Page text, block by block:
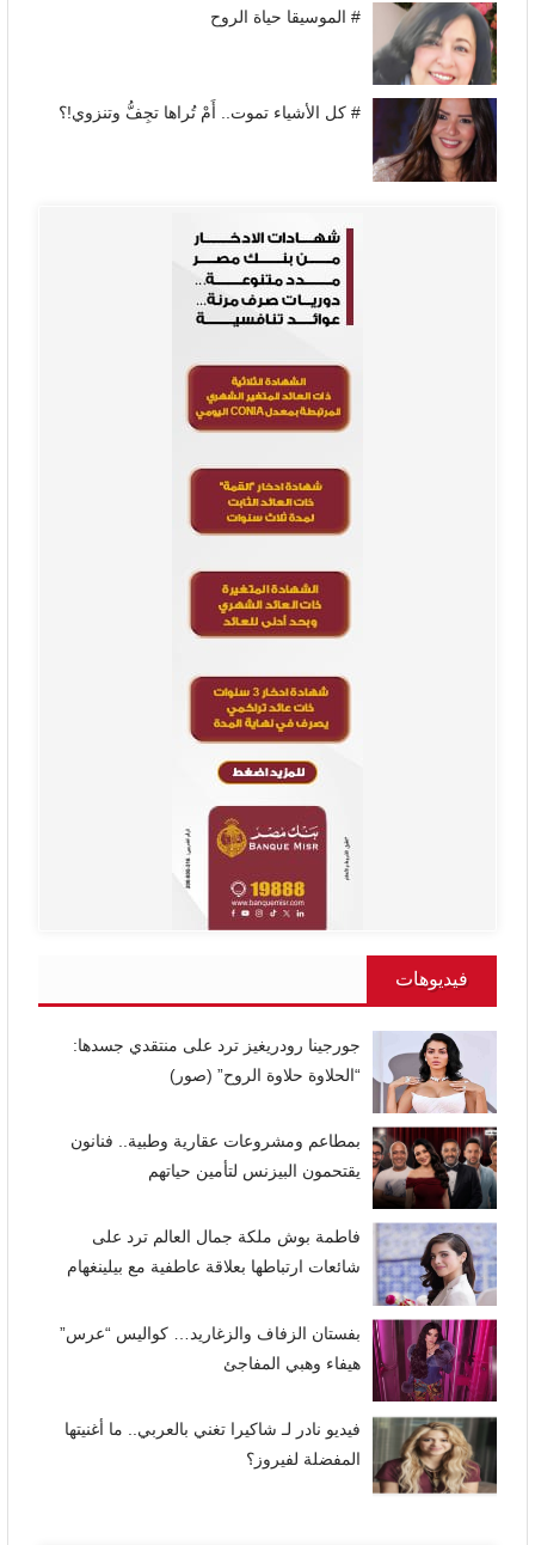
# الموسيقا حياة الروح
# كل الأشياء تموت.. أَمْ تُراها تجِفُّ وتنزوي!؟
فيديوهات
جورجينا رودريغيز ترد على منتقدي جسدها:
“الحلاوة حلاوة الروح” (صور)
بمطاعم ومشروعات عقارية وطبية.. فنانون
يقتحمون البيزنس لتأمين حياتهم
فاطمة بوش ملكة جمال العالم ترد على
شائعات ارتباطها بعلاقة عاطفية مع بيلينغهام
بفستان الزفاف والزغاريد… كواليس “عرس”
هيفاء وهبي المفاجئ
فيديو نادر لـ شاكيرا تغني بالعربي.. ما أغنيتها
المفضلة لفيروز؟